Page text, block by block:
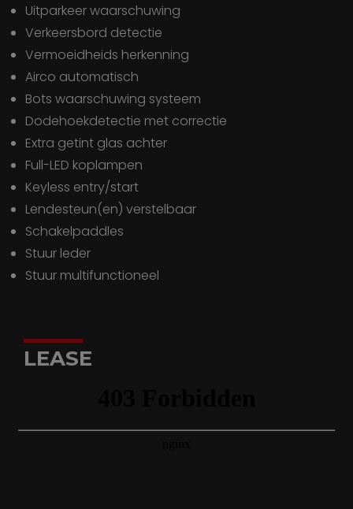
Uitparkeer waarschuwing
Verkeersbord detectie
Vermoeidheids herkenning
airco automatisch
bots waarschuwing systeem
dodehoekdetectie met correctie
extra getint glas achter
full-LED koplampen
keyless entry/start
lendesteun(en) verstelbaar
schakelpaddles
stuur leder
stuur multifunctioneel
LEASE